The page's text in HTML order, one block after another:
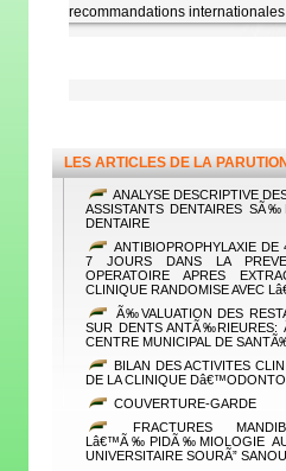
recommandations
LES ARTICLES DE LA
ANALYSE DESCRIPTIVE
ASSISTANTS DENTAIRES
DENTAIRE
ANTIBIOPROPHYLAXIE DE
7 JOURS DANS LA
OPERATOIRE APRES
CLINIQUE RANDOMISE AVEC
Ã‰VALUATION DES
SUR DENTS
CENTRE MUNICIPAL DE
BILAN DES ACTIVITES
DE LA CLINIQUE
COUVERTURE-GARDE
FRACTURES
Lâ€™Ã‰PIDÃ‰MIOLOGIE AU
UNIVERSITAIRE SOURÃ” SANOU